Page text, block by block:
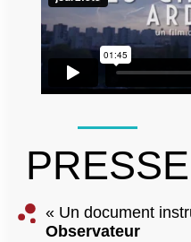
PRESSE
« Un document
Observateur